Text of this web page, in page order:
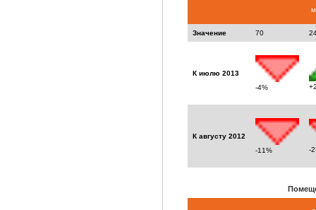
Значение 70
К июлю 2013
-4%
К августу 2012
-11%
-